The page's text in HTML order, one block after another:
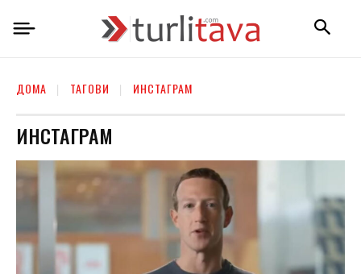
ДОМА ТАГОВИ ИНСТАГРАМ
ИНСТАГРАМ